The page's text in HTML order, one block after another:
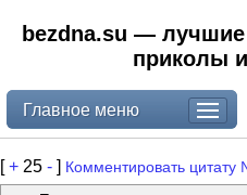
bezdna.su —
приколы
Главное меню
[+ 25 - ] Комментировать цитату